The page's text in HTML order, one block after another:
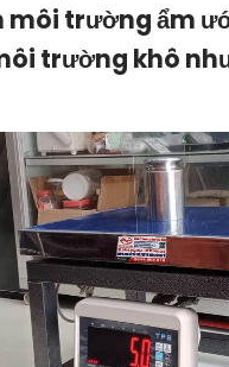
trường ẩm
trường khô